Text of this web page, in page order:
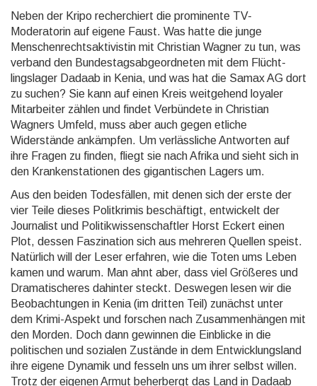
Neben der Kripo recherchiert die prominente TV-
Moderatorin auf eigene Faust. Was hatte die junge
Menschen­rechtsakti­vistin mit Christian Wagner zu tun, was
verband den Bundes­tagsabge­ordne­ten mit dem Flücht­
lings­lager Dadaab in Kenia, und was hat die Samax AG dort
zu suchen? Sie kann auf einen Kreis weitgehend loyaler
Mitarbeiter zählen und findet Verbündete in Christian
Wagners Umfeld, muss aber auch gegen etliche
Widerstände ankämpfen. Um verläss­liche Antworten auf
ihre Fragen zu finden, fliegt sie nach Afrika und sieht sich in
den Kranken­stationen des giganti­schen Lagers um.
Aus den beiden Todesfällen, mit denen sich der erste der
vier Teile dieses Politkrimis beschäftigt, entwickelt der
Journalist und Politik­wissen­schaft­ler Horst Eckert einen
Plot, dessen Faszination sich aus mehreren Quellen speist.
Natürlich will der Leser erfahren, wie die Toten ums Leben
kamen und warum. Man ahnt aber, dass viel Größeres und
Dramati­scheres dahinter steckt. Deswegen lesen wir die
Beobach­tungen in Kenia (im dritten Teil) zunächst unter
dem Krimi-Aspekt und forschen nach Zusammen­hängen mit
den Morden. Doch dann gewinnen die Einblicke in die
politischen und sozialen Zustände in dem Ent­wicklungs­land
ihre eigene Dynamik und fesseln uns um ihrer selbst willen.
Trotz der eigenen Armut beherbergt das Land in Dadaab